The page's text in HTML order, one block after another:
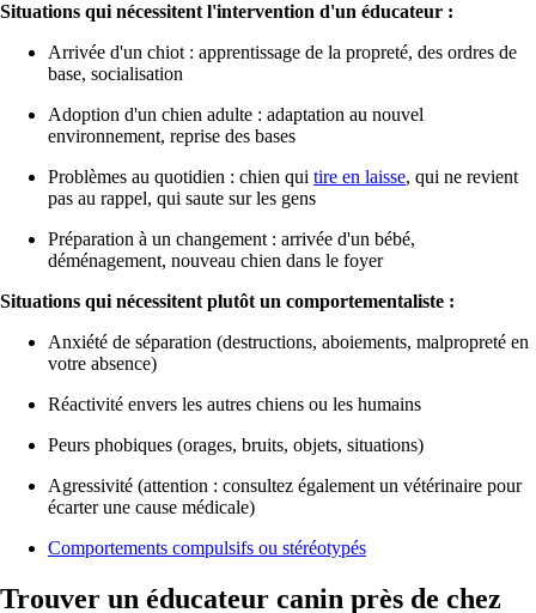
Situations qui nécessitent l'intervention d'un éducateur :
Arrivée d'un chiot : apprentissage de la propreté, des ordres de
base, socialisation
Adoption d'un chien adulte : adaptation au nouvel
environnement, reprise des bases
Problèmes au quotidien : chien qui tire en laisse, qui ne revient
pas au rappel, qui saute sur les gens
Préparation à un changement : arrivée d'un bébé,
déménagement, nouveau chien dans le foyer
Situations qui nécessitent plutôt un comportementaliste :
Anxiété de séparation (destructions, aboiements, malpropreté en
votre absence)
Réactivité envers les autres chiens ou les humains
Peurs phobiques (orages, bruits, objets, situations)
Agressivité (attention : consultez également un vétérinaire pour
écarter une cause médicale)
Comportements compulsifs ou stéréotypés
Trouver un éducateur canin près de chez